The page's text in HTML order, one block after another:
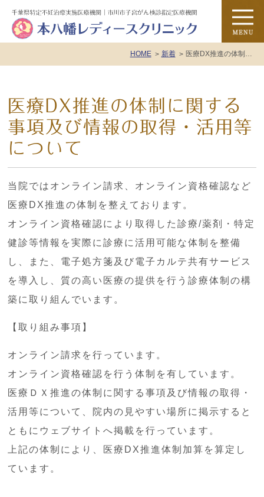
HOME 新着
医療DX推進の体制に関する
事項及び情報の取得・活用等
について
当院ではオンライン請求、オンライン資格確認など
医療DX推進の体制を整えております。
オンライン資格確認により取得した診療/薬剤・特定
健診等情報を実際に診療に活用可能な体制を整備
し、また、電子処方箋及び電子カルテ共有サービス
を導入し、質の高い医療の提供を行う診療体制の構
築に取り組んでいます。
【取り組み事項】
オンライン請求を行っています。
オンライン資格確認を行う体制を有しています。
医療ＤＸ推進の体制に関する事項及び情報の取得・
活用等について、院内の見やすい場所に掲示すると
ともにウェブサイトへ掲載を行っています。
上記の体制により、医療DX推進体制加算を算定し
ています。